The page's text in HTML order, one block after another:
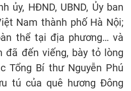
ủy, HĐND, UBND, Ủy ban
Nam thành phố Hà Nội;
thể tại địa phương… và
đã đến viếng, bày tỏ lòng
Tổng Bí thư Nguyễn Phú
tú của quê hương Đông